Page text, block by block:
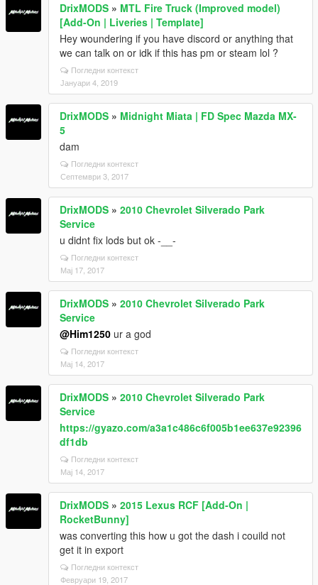
DrixMODS » MTL Fire Truck (Improved model)
[Add-On | Liveries | Template]
Hey woundering if you have discord or anything that
we can talk on or idk if this has pm or steam lol ?
Погледни контекст
Јануари 4, 2019
DrixMODS » Midnight Miata | FD Spec Mazda MX-
5
dam
Погледни контекст
Септември 3, 2017
DrixMODS » 2010 Chevrolet Silverado Park
Service
u didnt fix lods but ok -__-
Погледни контекст
Мај 17, 2017
DrixMODS » 2010 Chevrolet Silverado Park
Service
@Him1250 ur a god
Погледни контекст
Мај 14, 2017
DrixMODS » 2010 Chevrolet Silverado Park
Service
https://gyazo.com/a3a1c486c6f005b1ee637e92396
df1db
Погледни контекст
Мај 14, 2017
DrixMODS » 2015 Lexus RCF [Add-On |
RocketBunny]
was converting this how u got the dash i couild not
get it in export
Погледни контекст
Февруари 19, 2017